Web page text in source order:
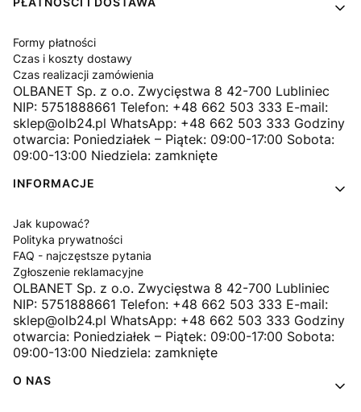
Formy płatności
Czas i koszty dostawy
Czas realizacji zamówienia
OLBANET Sp. z o.o. Zwycięstwa 8 42-700 Lubliniec
NIP: 5751888661 Telefon: +48 662 503 333 E-mail:
sklep@olb24.pl WhatsApp: +48 662 503 333 Godziny
otwarcia: Poniedziałek – Piątek: 09:00-17:00 Sobota:
09:00-13:00 Niedziela: zamknięte
INFORMACJE
Jak kupować?
Polityka prywatności
FAQ - najczęstsze pytania
Zgłoszenie reklamacyjne
OLBANET Sp. z o.o. Zwycięstwa 8 42-700 Lubliniec
NIP: 5751888661 Telefon: +48 662 503 333 E-mail:
sklep@olb24.pl WhatsApp: +48 662 503 333 Godziny
otwarcia: Poniedziałek – Piątek: 09:00-17:00 Sobota:
09:00-13:00 Niedziela: zamknięte
O NAS